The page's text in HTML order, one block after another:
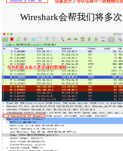
Wireshark会帮我们将多次